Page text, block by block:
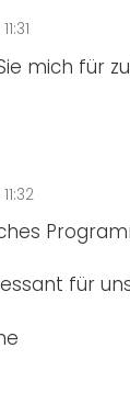
mich für
für